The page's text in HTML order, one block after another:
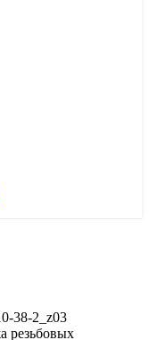
38-2_z03
резьбовых